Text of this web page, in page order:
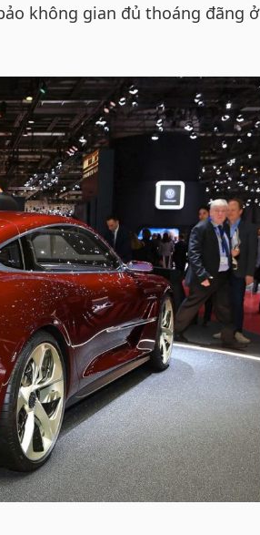
không gian đủ thoáng đãng ở